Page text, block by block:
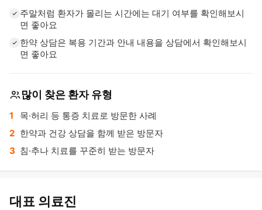
주말처럼 환자가 몰리는 시간에는 대기 여부를 확인해보시
면 좋아요
한약 상담은 복용 기간과 안내 내용을 상담에서 확인해보시
면 좋아요
많이 찾은 환자 유형
목·허리 등 통증 치료로 방문한 사례
한약과 건강 상담을 함께 받은 방문자
침·추나 치료를 꾸준히 받는 방문자
대표 의료진